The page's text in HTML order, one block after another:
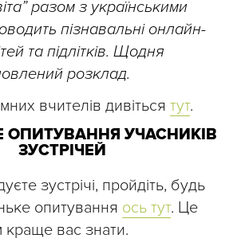
разом з українськими
пізнавальні онлайн-
та підлітків. Щодня
розклад.
вчителів дивіться тут.
ОПИТУВАННЯ УЧАСНИКІВ
ЗУСТРІЧЕЙ
зустрічі, пройдіть, будь
опитування ось тут. Це
вас знати.